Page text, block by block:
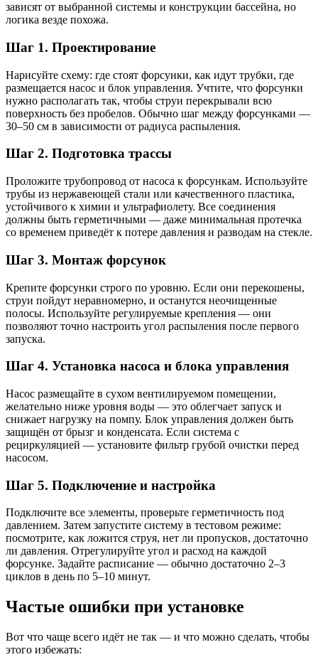
зависят от выбранной системы и конструкции бассейна, но
логика везде похожа.
Шаг 1. Проектирование
Нарисуйте схему: где стоят форсунки, как идут трубки, где
размещается насос и блок управления. Учтите, что форсунки
нужно располагать так, чтобы струи перекрывали всю
поверхность без пробелов. Обычно шаг между форсунками —
30–50 см в зависимости от радиуса распыления.
Шаг 2. Подготовка трассы
Проложите трубопровод от насоса к форсункам. Используйте
трубы из нержавеющей стали или качественного пластика,
устойчивого к химии и ультрафиолету. Все соединения
должны быть герметичными — даже минимальная протечка
со временем приведёт к потере давления и разводам на стекле.
Шаг 3. Монтаж форсунок
Крепите форсунки строго по уровню. Если они перекошены,
струи пойдут неравномерно, и останутся неочищенные
полосы. Используйте регулируемые крепления — они
позволяют точно настроить угол распыления после первого
запуска.
Шаг 4. Установка насоса и блока управления
Насос размещайте в сухом вентилируемом помещении,
желательно ниже уровня воды — это облегчает запуск и
снижает нагрузку на помпу. Блок управления должен быть
защищён от брызг и конденсата. Если система с
рециркуляцией — установите фильтр грубой очистки перед
насосом.
Шаг 5. Подключение и настройка
Подключите все элементы, проверьте герметичность под
давлением. Затем запустите систему в тестовом режиме:
посмотрите, как ложится струя, нет ли пропусков, достаточно
ли давления. Отрегулируйте угол и расход на каждой
форсунке. Задайте расписание — обычно достаточно 2–3
циклов в день по 5–10 минут.
Частые ошибки при установке
Вот что чаще всего идёт не так — и что можно сделать, чтобы
этого избежать: